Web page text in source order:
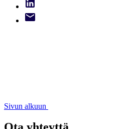
Sivun alkuun